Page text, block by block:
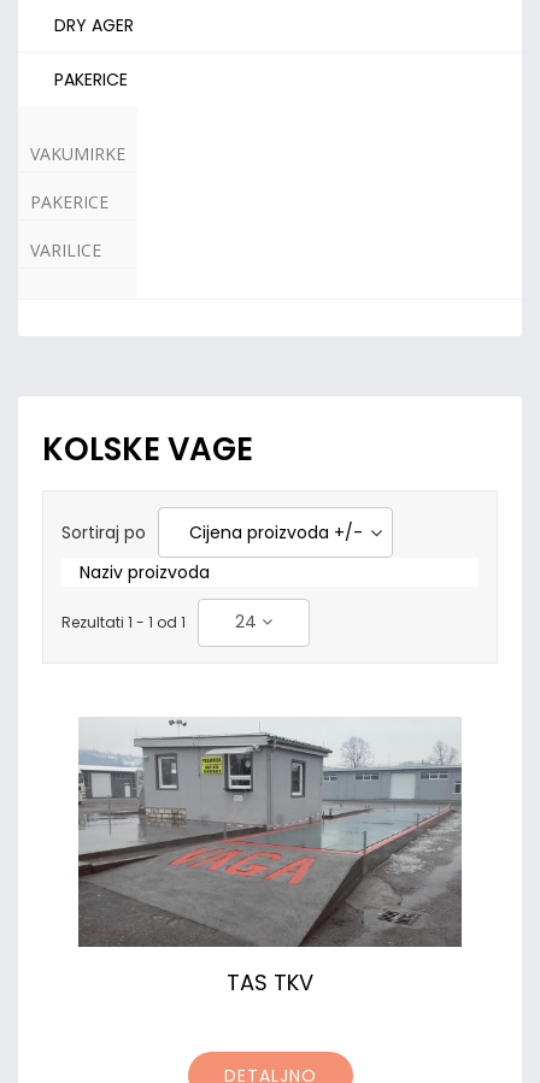
DRY AGER
PAKERICE
VAKUMIRKE
PAKERICE
VARILICE
KOLSKE VAGE
Sortiraj po
Cijena proizvoda +/-
Naziv proizvoda
Rezultati 1 - 1 od 1 24
TAS TKV
DETALJNO